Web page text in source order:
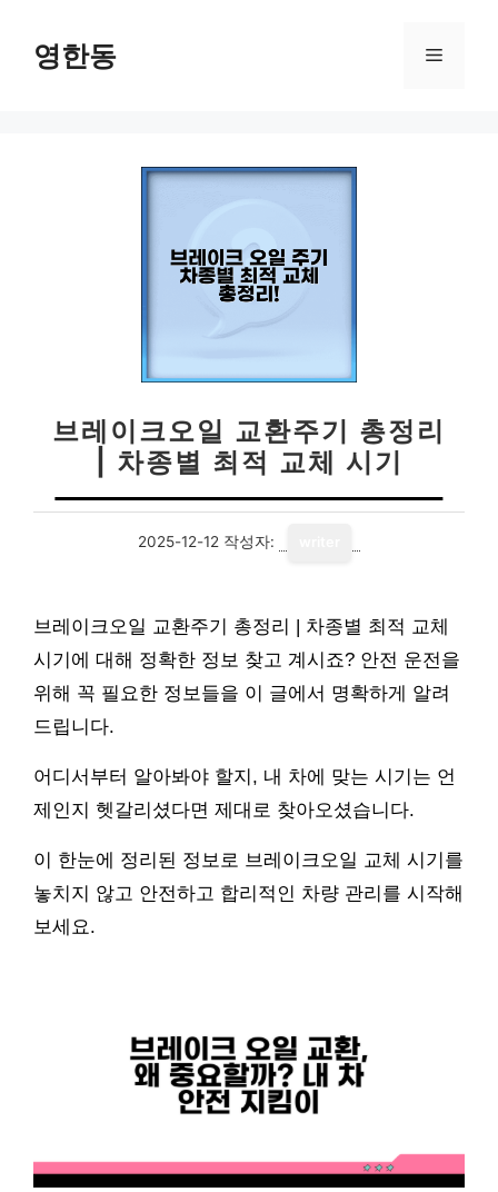
영한동 메
브레이크오일 교환주기 총정리
| 차종별 최적 교체 시기
2025-12-12 작성자:
브레이크오일 교환주기 총정리 | 차종별 최적 교체
시기에 대해 정확한 정보 찾고 계시죠? 안전 운전을
위해 꼭 필요한 정보들을 이 글에서 명확하게 알려
드립니다.
어디서부터 알아봐야 할지, 내 차에 맞는 시기는 언
제인지 헷갈리셨다면 제대로 찾아오셨습니다.
이 한눈에 정리된 정보로 브레이크오일 교체 시기를
놓치지 않고 안전하고 합리적인 차량 관리를 시작해
보세요.